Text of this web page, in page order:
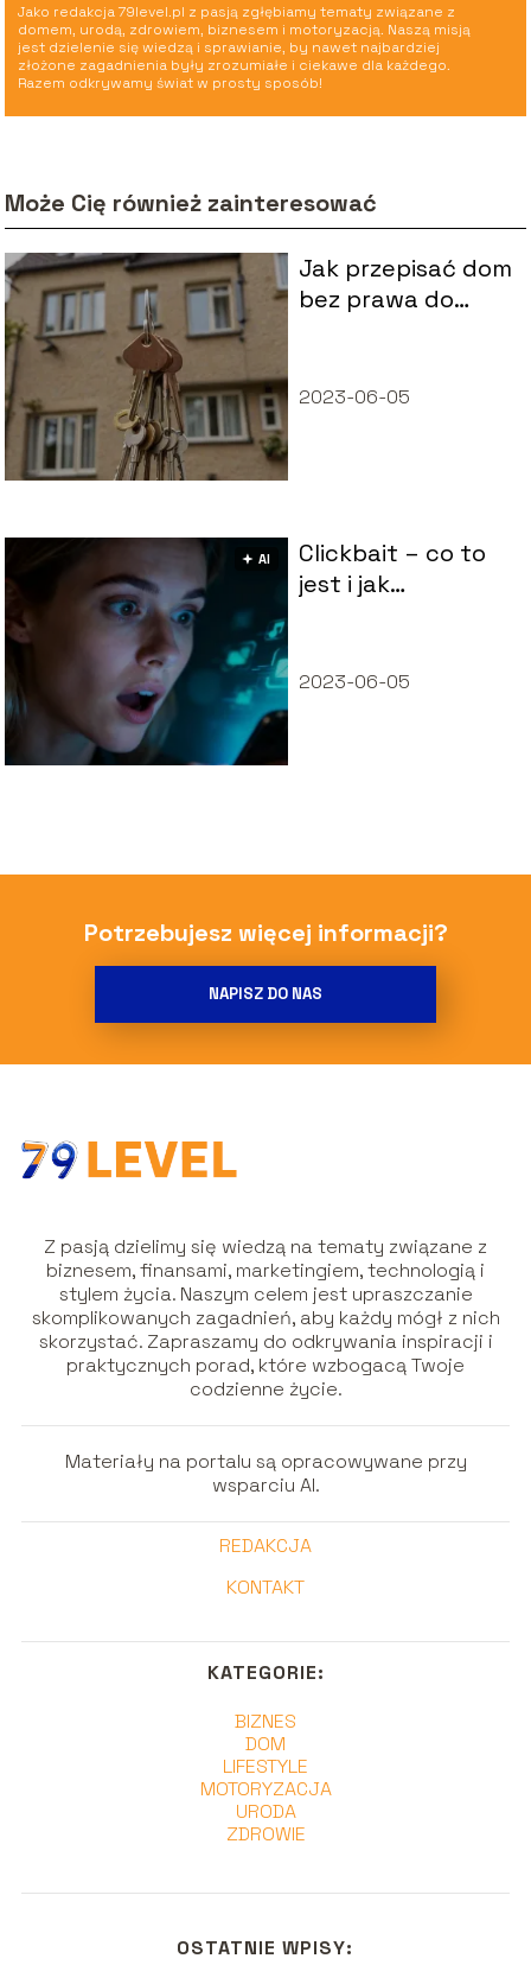
Jako redakcja 79level.pl z pasją zgłębiamy tematy związane z
domem, urodą, zdrowiem, biznesem i motoryzacją. Naszą misją
jest dzielenie się wiedzą i sprawianie, by nawet najbardziej
złożone zagadnienia były zrozumiałe i ciekawe dla każdego.
Razem odkrywamy świat w prosty sposób!
Może Cię również zainteresować
Jak przepisać dom
bez prawa do
2023-06-05
🟅 AI
Clickbait – co to
jest i jak
2023-06-05
Potrzebujesz więcej informacji?
NAPISZ DO NAS
Z pasją dzielimy się wiedzą na tematy związane z
biznesem, finansami, marketingiem, technologią i
stylem życia. Naszym celem jest upraszczanie
skomplikowanych zagadnień, aby każdy mógł z nich
skorzystać. Zapraszamy do odkrywania inspiracji i
praktycznych porad, które wzbogacą Twoje
codzienne życie.
Materiały na portalu są opracowywane przy
wsparciu AI.
REDAKCJA
KONTAKT
KATEGORIE:
BIZNES
DOM
LIFESTYLE
MOTORYZACJA
URODA
ZDROWIE
OSTATNIE WPISY: